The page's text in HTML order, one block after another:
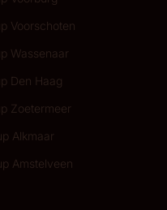
Voorschoten
Wassenaar
Den Haag
Zoetermeer
Alkmaar
Amstelveen